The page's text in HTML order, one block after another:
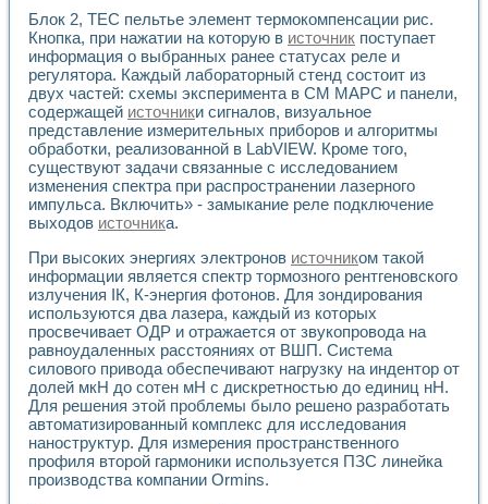
Применение средств NATIONAL INSTRUMENTS для
Разработка автоматизированного стенда для
Автоматизированный стенд рентгеновской диагностики
Высокочувствительные оптоэлектронные
Установка для измерения диэлектрических свойств
Исследование кинетики зарождения и развития
Лабораторный электрический импедансный томограф на
Микрозондовая система для характеризации
Метод траекторий в исследовании
Промышленная автоматизация
Автоматизация технологических процессов получения
Использование систем технического зрения для контроля
Исследование электромагнитных переходных процессов
Применение LabVIEW при разработке обучающих
Разработка виртуальных тренажеров путем
Система блокировок, сигнализации и защиты ускорителя
Система сбора данных и управления процессом
Управление температурой газовой среды специальной
Разработка программного обеспечения с
Использование технологий NATIONAL INSTRUMENTS
Оборудование для промышленной термотрансферной
Автоматизация реометрических исследований на базе
Применение измерителя иммитанса для исследова¬ния
Блок 2, ТЕС пельтье элемент термокомпенсации рис.
Кнопка, при нажатии на которую в источник поступает
информация о выбранных ранее статусах реле и
регулятора. Каждый лабораторный стенд состоит из
двух частей: схемы эксперимента в СМ МАРС и панели,
содержащей источники сигналов, визуальное
представление измерительных приборов и алгоритмы
обработки, реализованной в LabVIEW. Кроме того,
существуют задачи связанные с исследованием
изменения спектра при распространении лазерного
импульса. Включить» - замыкание реле подключение
выходов источника.
При высоких энергиях электронов источником такой
информации является спектр тормозного рентгеновского
излучения IК, К-энергия фотонов. Для зондирования
используются два лазера, каждый из которых
просвечивает ОДР и отражается от звукопровода на
равноудаленных расстояниях от ВШП. Система
силового привода обеспечивают нагрузку на индентор от
долей мкН до сотен мН с дискретностью до единиц нН.
Для решения этой проблемы было решено разработать
автоматизированный комплекс для исследования
наноструктур. Для измерения пространственного
профиля второй гармоники используется ПЗС линейка
производства компании Ormins.